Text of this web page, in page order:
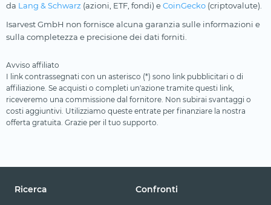
da Lang & Schwarz (azioni, ETF, fondi) eCoinGecko (criptovalute).
Isarvest GmbH non fornisce alcuna garanzia sulle informazioni e
sulla completezza e precisione dei dati forniti.
Avviso affiliato
I link contrassegnati con un asterisco (*) sono link pubblicitari o di
affiliazione. Se acquisti o completi un'azione tramite questi link,
riceveremo una commissione dal fornitore. Non subirai svantaggi o
costi aggiuntivi. Utilizziamo queste entrate per finanziare la nostra
offerta gratuita. Grazie per il tuo supporto.
Ricerca Confronti